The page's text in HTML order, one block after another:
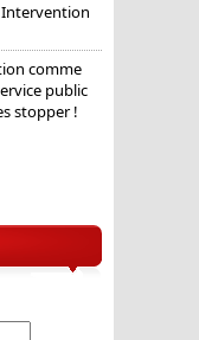
Intervention
comme
public
stopper !